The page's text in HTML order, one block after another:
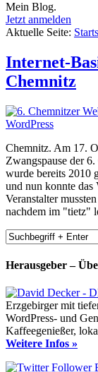
Mein Blog.
Jetzt anmelden
Aktuelle Seite:
Internet-
Chemnitz
Chemnitz. Am 17.
Zwangspause der
wurde bereits 2010
und nun konnte das
Veranstalter
nachdem im "tietz"
Herausgeber –
Erzgebirger mit
WordPress- und
Kaffeegenießer,
Weitere Infos »